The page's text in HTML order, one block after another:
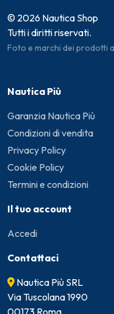
© 2026 Nautica Shop
Tutti i diritti riservati.
Foto e marchi dei prodotti
Nautica Più
Garanzia Nautica Più
Condizioni di vendita
Privacy Policy
Cookie Policy
Termini e condizioni
Il tuo account
Accedi
Contattaci
Nautica Più SRL
Via Tuscolana 1990
00173 Roma